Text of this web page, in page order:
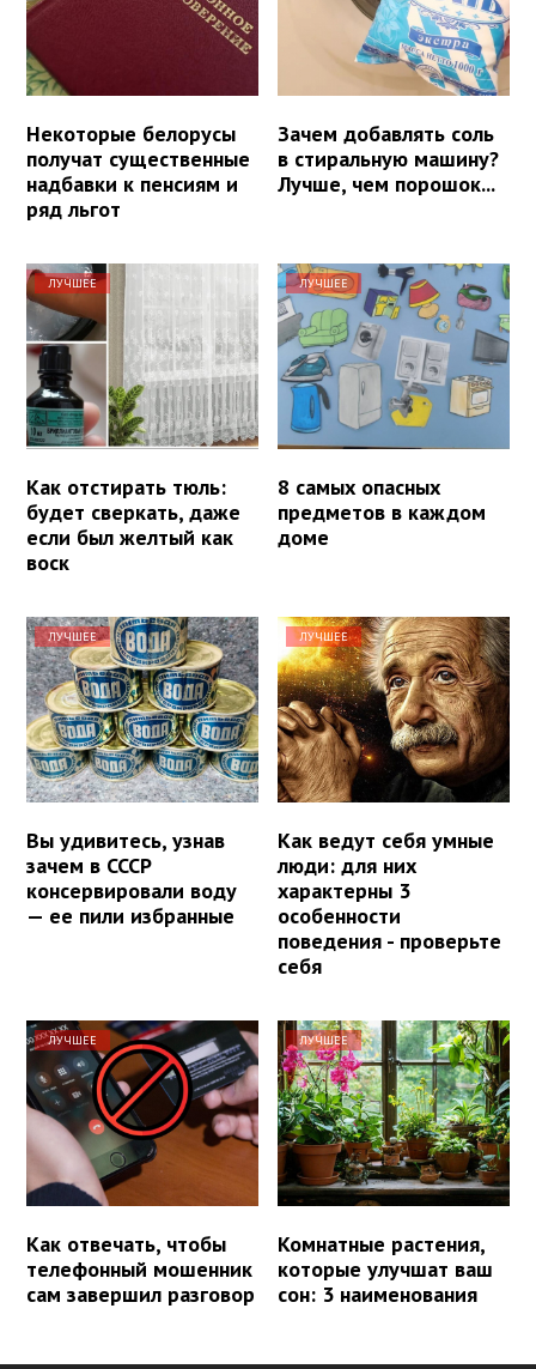
Некоторые белорусы
получат существенные
надбавки к пенсиям и
ряд льгот
Зачем добавлять соль
в стиральную машину?
Лучше, чем порошок...
ЛУЧШЕЕ
Как отстирать тюль:
будет сверкать, даже
если был желтый как
воск
ЛУЧШЕЕ
8 самых опасных
предметов в каждом
доме
ЛУЧШЕЕ
Вы удивитесь, узнав
зачем в СССР
консервировали воду
— ее пили избранные
ЛУЧШЕЕ
Как ведут себя умные
люди: для них
характерны 3
особенности
поведения - проверьте
себя
ЛУЧШЕЕ
Как отвечать, чтобы
телефонный мошенник
сам завершил разговор
ЛУЧШЕЕ
Комнатные растения,
которые улучшат ваш
сон: 3 наименования